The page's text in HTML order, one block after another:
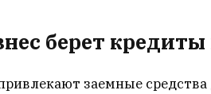
берет
заемные